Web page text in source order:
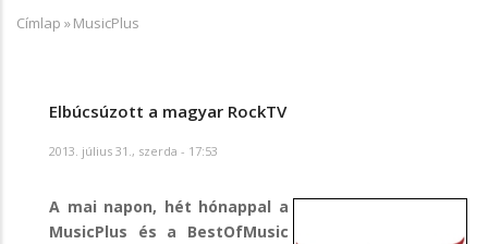
Morzsa
Címlap »MusicPlus
Elbúcsúzott a magyar RockTV
2013. július 31., szerda - 17:53
A mai napon, hét hónappal a
MusicPlus és a BestOfMusic